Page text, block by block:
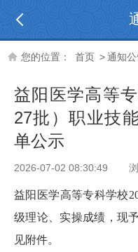
您的位置： 首页 >通知
益阳医学高等
27批）职业技
单公示
2026-07-02 08:30:49
益阳医学高等专科学校
级理论、实操成绩，现
见附件。